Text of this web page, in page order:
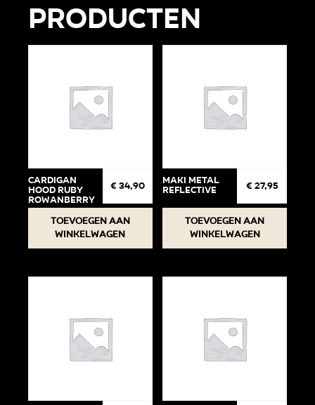
producten
Cardigan
Hood Ruby
Rowanberry
74-80
€ 34,90
Toevoegen aan
winkelwagen
Maki Metal
Reflective € 27,95
Toevoegen aan
winkelwagen